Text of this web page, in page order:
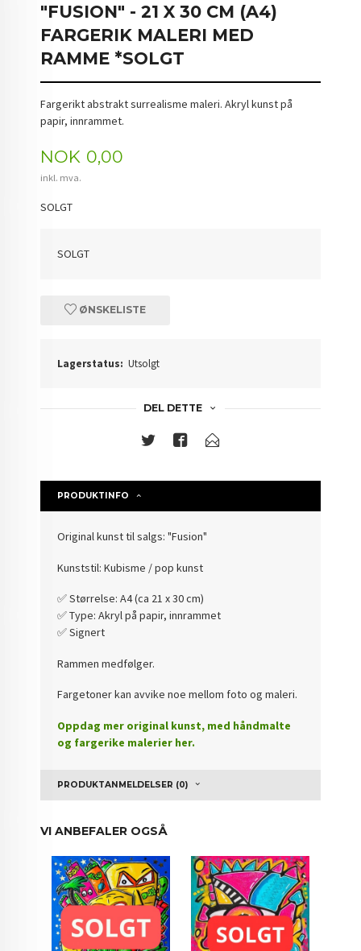
"FUSION" - 21 X 30 CM (A4)
FARGERIK MALERI MED
RAMME *SOLGT
Fargerikt abstrakt surrealisme maleri. Akryl kunst på
papir, innrammet.
Pris
NOK 0,00
inkl. mva.
SOLGT
SOLGT
ØNSKELISTE
Lagerstatus: Utsolgt
DEL DETTE
PRODUKTINFO
Original kunst til salgs: "Fusion"
Kunststil: Kubisme / pop kunst
✅️ Størrelse: A4 (ca 21 x 30 cm)
✅️ Type: Akryl på papir, innrammet
✅️ Signert
Rammen medfølger.
Fargetoner kan avvike noe mellom foto og maleri.
Oppdag mer original kunst, med håndmalte
og fargerike malerier her.
PRODUKTANMELDELSER (0)
VI ANBEFALER OGSÅ